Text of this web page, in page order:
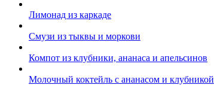
Лимонад из каркаде
Смузи из тыквы и моркови
Компот из клубники, ананаса и апельсинов
Молочный коктейль с ананасом и клубникой